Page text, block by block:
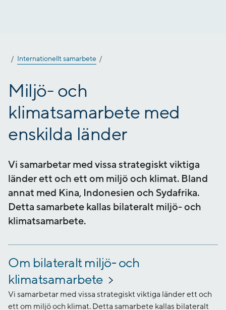
Internationellt samarbete
Miljö- och
klimatsamarbete med
enskilda länder
Vi samarbetar med vissa strategiskt viktiga
länder ett och ett om miljö och klimat. Bland
annat med Kina, Indonesien och Sydafrika.
Detta samarbete kallas bilateralt miljö- och
klimatsamarbete.
Om bilateralt miljö- och
klimatsamarbete
Vi samarbetar med vissa strategiskt viktiga länder ett och
ett om miljö och klimat. Detta samarbete kallas bilateralt